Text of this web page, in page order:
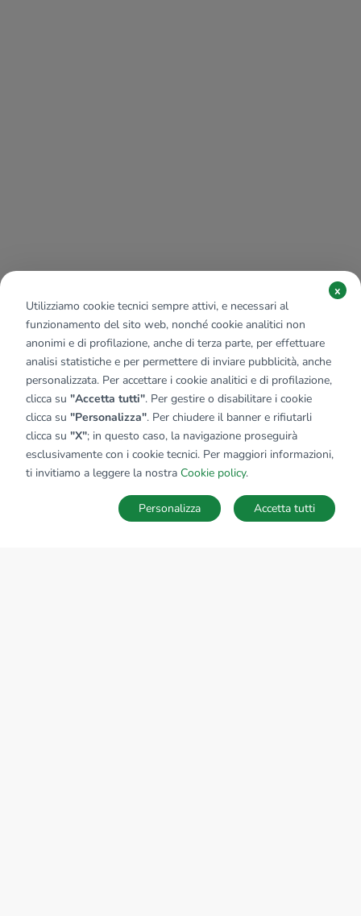
SALVA RICERCA
Utilizziamo cookie tecnici sempre attivi, e necessari al
funzionamento del sito web, nonché cookie analitici non
anonimi e di profilazione, anche di terza parte, per effettuare
analisi statistiche e per permettere di inviare pubblicità, anche
personalizzata. Per accettare i cookie analitici e di profilazione,
clicca su "Accetta tutti". Per gestire o disabilitare i cookie
clicca su "Personalizza". Per chiudere il banner e rifiutarli
clicca su "X"; in questo caso, la navigazione proseguirà
esclusivamente con i cookie tecnici. Per maggiori informazioni,
ti invitiamo a leggere la nostra Cookie policy.
x
Accetta tutti
Personalizza